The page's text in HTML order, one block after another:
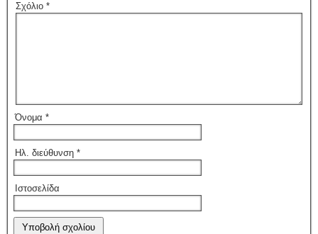
Σχόλιο *
Όνομα *
Ηλ. διεύθυνση *
Ιστοσελίδα